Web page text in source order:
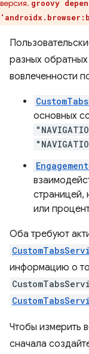
версия. groovy
разных
вовлеченности
основных
страницей,
или
Оба требуют
информацию о
Чтобы измерить
сначала